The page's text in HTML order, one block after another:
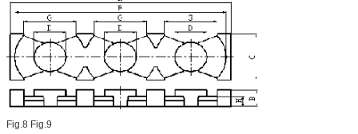
Fig.8 Fig.9